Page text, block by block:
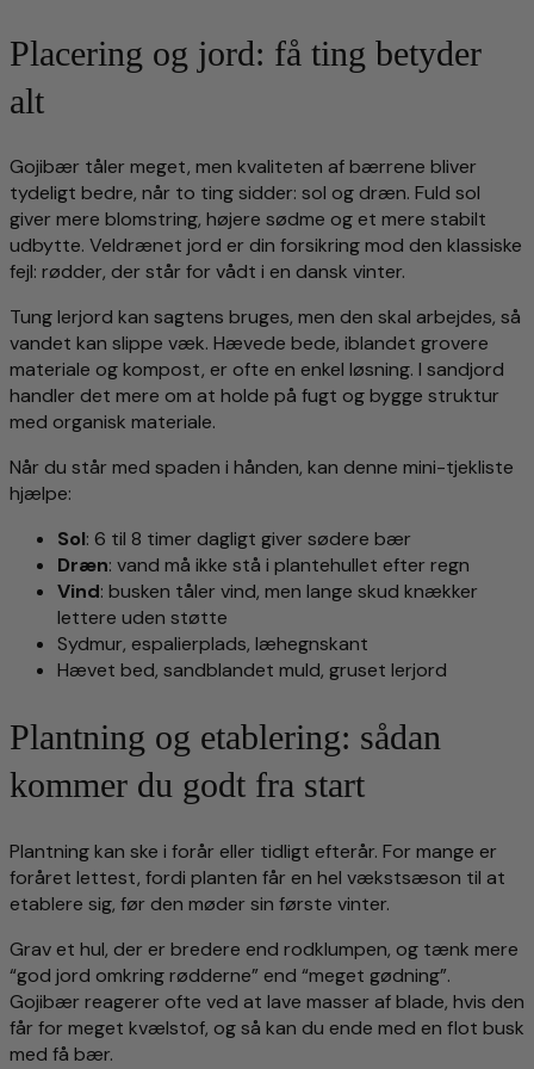
Placering og jord: få ting betyder
alt
Gojibær tåler meget, men kvaliteten af bærrene bliver
tydeligt bedre, når to ting sidder: sol og dræn. Fuld sol
giver mere blomstring, højere sødme og et mere stabilt
udbytte. Veldrænet jord er din forsikring mod den klassiske
fejl: rødder, der står for vådt i en dansk vinter.
Tung lerjord kan sagtens bruges, men den skal arbejdes, så
vandet kan slippe væk. Hævede bede, iblandet grovere
materiale og kompost, er ofte en enkel løsning. I sandjord
handler det mere om at holde på fugt og bygge struktur
med organisk materiale.
Når du står med spaden i hånden, kan denne mini-tjekliste
hjælpe:
Sol: 6 til 8 timer dagligt giver sødere bær
Dræn: vand må ikke stå i plantehullet efter regn
Vind: busken tåler vind, men lange skud knækker
lettere uden støtte
Sydmur, espalierplads, læhegnskant
Hævet bed, sandblandet muld, gruset lerjord
Plantning og etablering: sådan
kommer du godt fra start
Plantning kan ske i forår eller tidligt efterår. For mange er
foråret lettest, fordi planten får en hel vækstsæson til at
etablere sig, før den møder sin første vinter.
Grav et hul, der er bredere end rodklumpen, og tænk mere
“god jord omkring rødderne” end “meget gødning”.
Gojibær reagerer ofte ved at lave masser af blade, hvis den
får for meget kvælstof, og så kan du ende med en flot busk
med få bær.